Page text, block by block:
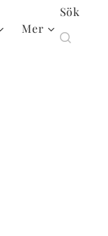
Mer
Sök